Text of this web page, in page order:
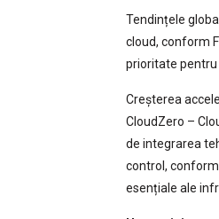
Tendințele
cloud, conform
prioritate
Creșterea
CloudZero –
de integrarea
control,
esențiale ale